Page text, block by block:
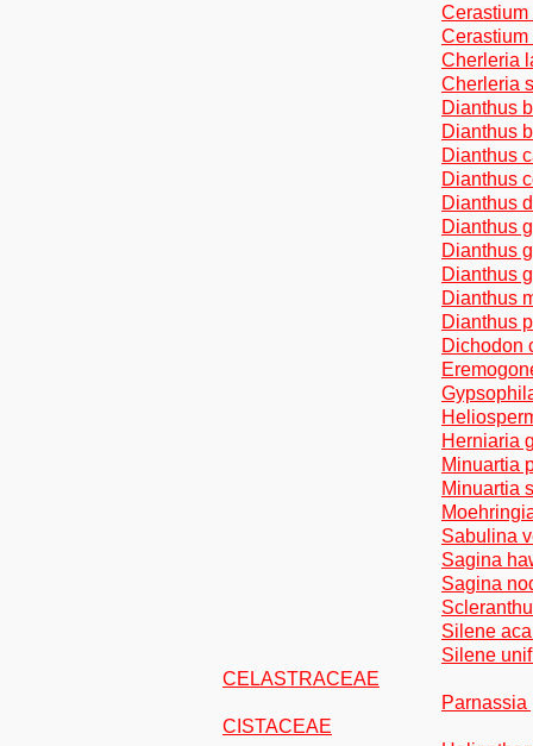
Cherleria
Cherleria
Dianthus
Dianthus
Dianthus
Dianthus
Dianthus
Dianthus
Dianthus
Dianthus
Dianthus
Dianthus
Dichodon
Herniaria
Minuartia
Minuartia
Sabulina
Sagina
Sagina
Silene
Silene
CELASTRACEAE
CISTACEAE